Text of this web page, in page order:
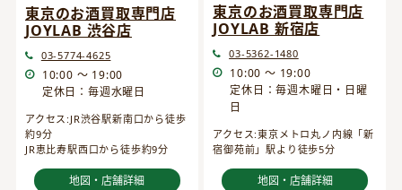
東京のお酒買取専門店
JOYLAB 渋谷店
03-5774-4625
10:00 ～ 19:00
定休日：毎週水曜日
アクセス:JR渋谷駅新南口から徒歩
約9分
JR恵比寿駅西口から徒歩約9分
地図・店舗詳細
東京のお酒買取専門店
JOYLAB 新宿店
03-5362-1480
10:00 ～ 19:00
定休日：毎週木曜日・日曜
日
アクセス:東京メトロ丸ノ内線「新
宿御苑前」駅より徒歩5分
地図・店舗詳細